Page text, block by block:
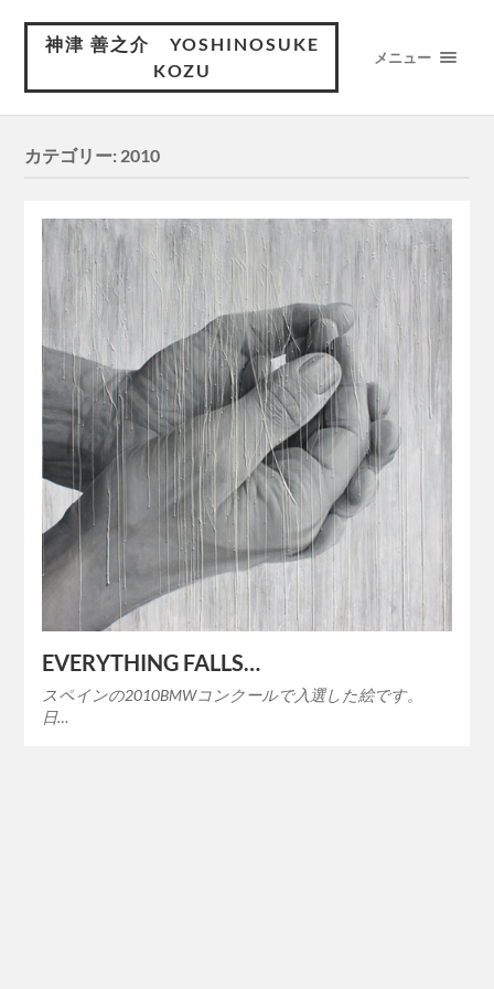
神津 善之介 YOSHINOSUKE
KOZU
メニュー
カテゴリー: 2010
EVERYTHING FALLS…
スペインの2010BMWコンクールで入選した絵です。
日…